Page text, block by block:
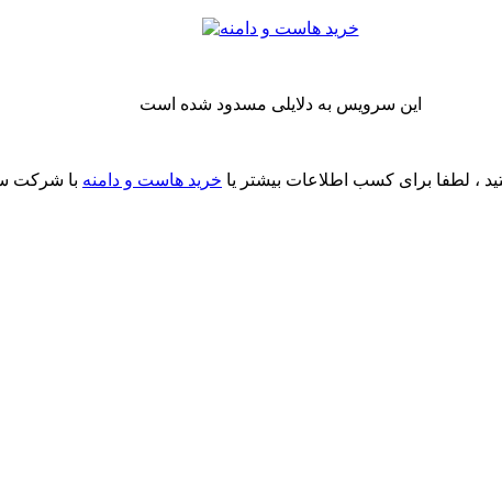
این سرویس به دلایلی مسدود شده است
، لطفا برای کسب اطلاعات بیشتر یا خرید هاست و دامنه